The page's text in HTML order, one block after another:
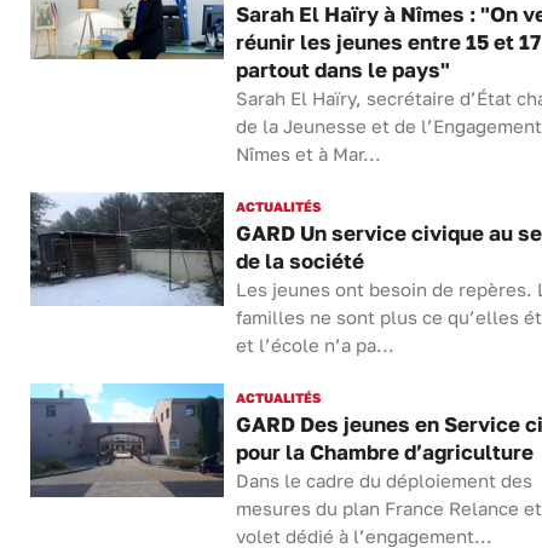
Sarah El Haïry à Nîmes : "On
réunir les jeunes entre 15 et
partout dans le pays"
Sarah El Haïry, secrétaire d’État
de la Jeunesse et de
Nîmes et à Mar...
ACTUALITÉS
GARD Un service civique au
de la société
Les jeunes ont besoin de repères.
familles ne sont plus ce qu’elles
et l’école n’a pa...
ACTUALITÉS
GARD Des jeunes en Service
pour la Chambre d’agriculture
Dans le cadre du déploiement des
mesures du plan France Relance
volet dédié à l’engagement...